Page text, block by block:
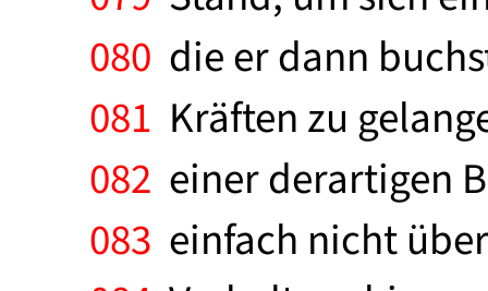
080 die er dann
081 Kräften zu
082 einer derartigen
083 einfach nicht